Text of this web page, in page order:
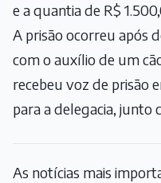
e a quantia de R$
A prisão ocorreu após
com o auxílio de um
recebeu voz de prisão
para a delegacia, junto
As notícias mais